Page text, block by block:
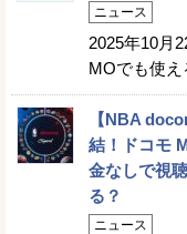
ニュース
2025年10月
MOでも使え
【NBA
結！ドコモ
金なしで視
る？
ニュース